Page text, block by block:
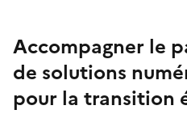
Accompagner le
de solutions
pour la transition